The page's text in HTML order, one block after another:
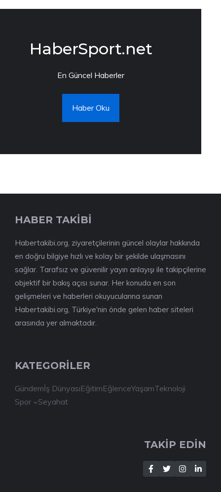
HaberSport.net
En Güncel Haberler
Haber Oku
HABER TAKİBİ
Habertakibi.org, ziyaretçilerinin güncel olaylar hakkında
en doğru bilgiye hızlı ve kolay bir şekilde ulaşmasını
sağlar. Tarafsız ve güvenilir yayın anlayışı ile takipçilerine
objektif bir bakış açısı sunar. Her konuda en son
gelişmeleri ve haberleri okuyucularına sunan
Habertakibi.org, Türkiye'nin önde gelen haber siteleri
arasında yer almaktadır.
KATEGORİLER
Gündemİş DünyasıEğitimEğlenceYaşamTeknoloji
Spor
Seyahat
TAKİP EDİN